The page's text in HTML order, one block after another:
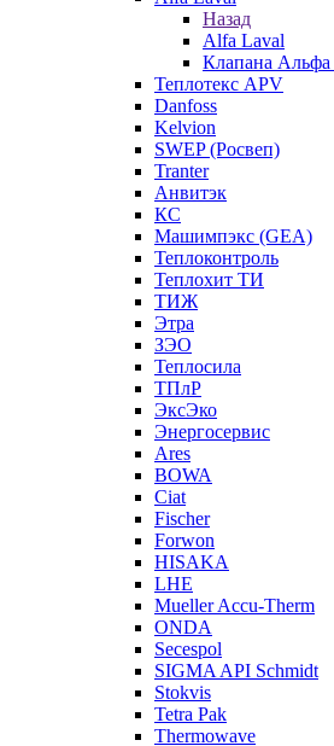
Назад
Alfa Laval
Клапана Альфа
Теплотекс APV
Danfoss
Kelvion
SWEP (Росвеп)
Tranter
Анвитэк
КС
Машимпэкс (GEA)
Теплоконтроль
Теплохит ТИ
ТИЖ
Этра
ЗЭО
Теплосила
ТПлР
ЭксЭко
Энергосервис
Ares
BOWA
Ciat
Fischer
Forwon
HISAKA
LHE
Mueller Accu-Therm
ONDA
Secespol
SIGMA API Schmidt
Stokvis
Tetra Pak
Thermowave